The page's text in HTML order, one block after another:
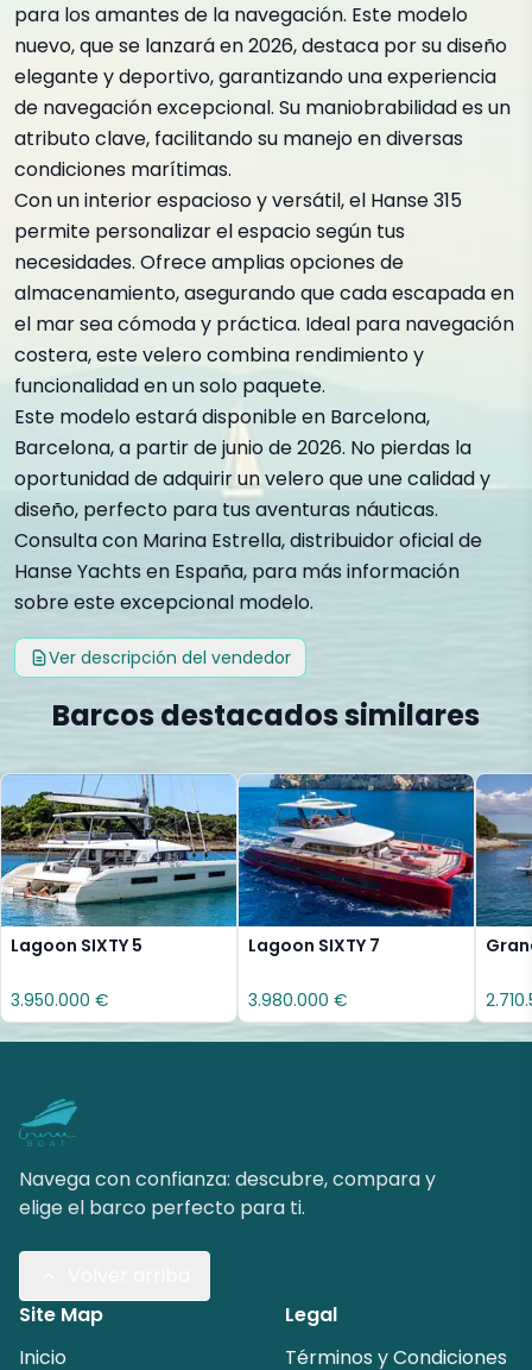
para los amantes de la navegación. Este modelo
nuevo, que se lanzará en 2026, destaca por su diseño
elegante y deportivo, garantizando una experiencia
de navegación excepcional. Su maniobrabilidad es un
atributo clave, facilitando su manejo en diversas
condiciones marítimas.
Con un interior espacioso y versátil, el Hanse 315
permite personalizar el espacio según tus
necesidades. Ofrece amplias opciones de
almacenamiento, asegurando que cada escapada en
el mar sea cómoda y práctica. Ideal para navegación
costera, este velero combina rendimiento y
funcionalidad en un solo paquete.
Este modelo estará disponible en Barcelona,
Barcelona, a partir de junio de 2026. No pierdas la
oportunidad de adquirir un velero que une calidad y
diseño, perfecto para tus aventuras náuticas.
Consulta con Marina Estrella, distribuidor oficial de
Hanse Yachts en España, para más información
sobre este excepcional modelo.
Ver descripción del vendedor
Barcos destacados similares
Lagoon SIXTY 5
3.950.000 €
Lagoon SIXTY 7
3.980.000 €
Navega con confianza: descubre, compara y
elige el barco perfecto para ti.
Site Map
Inicio
Legal
Términos y Condiciones